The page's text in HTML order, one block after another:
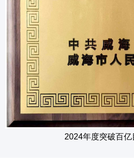
2024年度突破百亿